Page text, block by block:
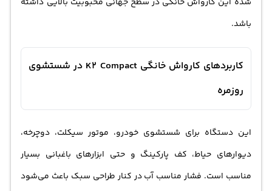
باشد.
کاربردهای کارواش خانگی K2 Compact در شستشوی
روزمره
این دستگاه برای شستشوی خودرو، موتور سیکلت، دوچرخه،
دیوارهای حیاط، کف پارکینگ و حتی ابزارهای باغبانی بسیار
مناسب است. فشار مناسب آب در کنار طراحی سبک باعث می‌شود